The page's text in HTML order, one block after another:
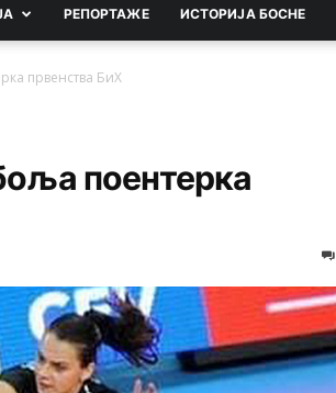
РEПОРТАЖE ИСТОРИЈА БОСНЕ
првенства БиХ
поентерка